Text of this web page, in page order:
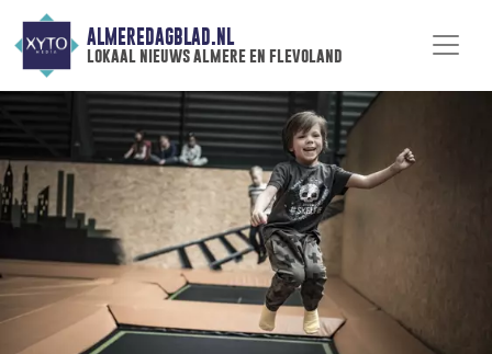
ALMEREDAGBLAD.NL
lokaal nieuws almere en flevoland